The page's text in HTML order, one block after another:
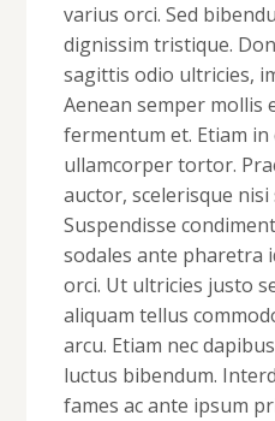
varius orci. Sed
dignissim tristique.
sagittis odio ultricies,
Aenean semper mollis
fermentum et. Etiam in
ullamcorper tortor.
auctor, scelerisque
Suspendisse
sodales ante pharetra
orci. Ut ultricies justo
aliquam tellus
arcu. Etiam nec
luctus bibendum.
fames ac ante ipsum